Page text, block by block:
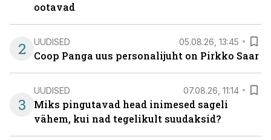
ootavad
2 UUDISED 05.08.26, 13:45
Coop Panga uus personalijuht on Pirkko Saar
3
UUDISED 07.08.26, 11:14
Miks pingutavad head inimesed sageli
vähem, kui nad tegelikult suudaksid?